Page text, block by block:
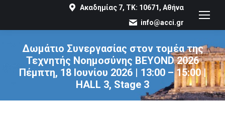
Ακαδημίας 7, ΤΚ: 10671, Αθήνα
info@acci.gr
Δωμάτιο Συνεργασίας στον τομέα της
Τεχνητής Νοημοσύνης BEYOND 2026
Πέμπτη, 18 Ιουνίου 2026 | 13:00 – 15:00 |
HALL 3, Stage 3
You are here: